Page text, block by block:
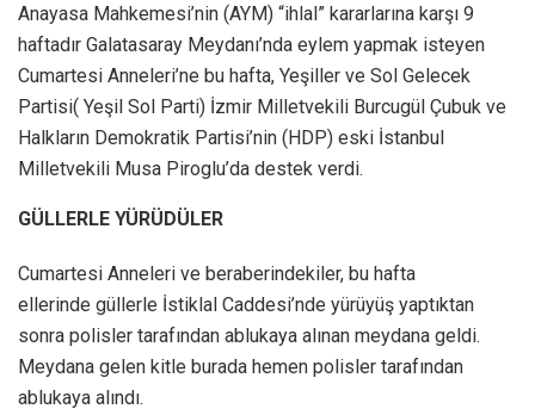
Anayasa Mahkemesi’nin (AYM) “ihlal” kararlarına karşı 9
haftadır Galatasaray Meydanı’nda eylem yapmak isteyen
Cumartesi Anneleri’ne bu hafta, Yeşiller ve Sol Gelecek
Partisi( Yeşil Sol Parti) İzmir Milletvekili Burcugül Çubuk ve
Halkların Demokratik Partisi’nin (HDP) eski İstanbul
Milletvekili Musa Piroglu’da destek verdi.
GÜLLERLE YÜRÜDÜLER
Cumartesi Anneleri ve beraberindekiler, bu hafta
ellerinde güllerle İstiklal Caddesi’nde yürüyüş yaptıktan
sonra polisler tarafından ablukaya alınan meydana geldi.
Meydana gelen kitle burada hemen polisler tarafından
ablukaya alındı.